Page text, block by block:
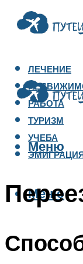
ЛЕЧЕНИЕ
РАБОТА
ТУРИЗМ
УЧЕБА
Меню
Меню